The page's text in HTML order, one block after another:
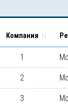
Компания
1
2
3